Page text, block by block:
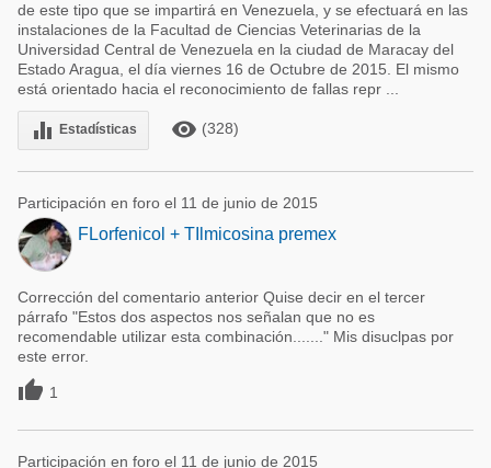
de este tipo que se impartirá en Venezuela, y se efectuará en las
instalaciones de la Facultad de Ciencias Veterinarias de la
Universidad Central de Venezuela en la ciudad de Maracay del
Estado Aragua, el día viernes 16 de Octubre de 2015. El mismo
está orientado hacia el reconocimiento de fallas repr ...
equalizer Estadísticas remove_red_eye (328)
Participación en foro el 11 de junio de 2015
FLorfenicol + TIlmicosina premex
Corrección del comentario anterior Quise decir en el tercer
párrafo "Estos dos aspectos nos señalan que no es
recomendable utilizar esta combinación......." Mis disuclpas por
este error.
 1
Participación en foro el 11 de junio de 2015